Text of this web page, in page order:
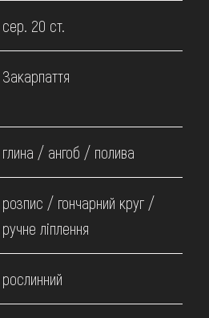
сер. 20 ст.
Закарпаття
глина / ангоб / полива
розпис / гончарний круг /
ручне ліплення
рослинний